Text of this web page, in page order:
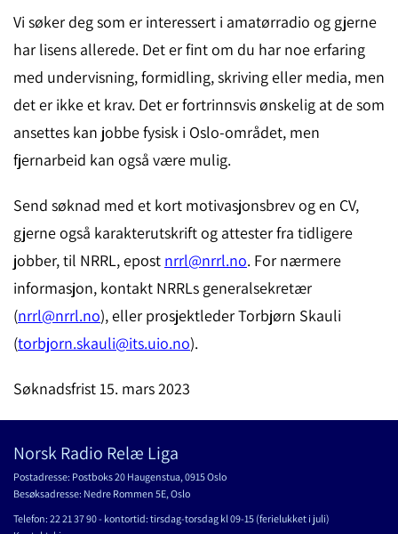
Vi søker deg som er interessert i amatørradio og gjerne
har lisens allerede. Det er fint om du har noe erfaring
med undervisning, formidling, skriving eller media, men
det er ikke et krav. Det er fortrinnsvis ønskelig at de som
ansettes kan jobbe fysisk i Oslo-området, men
fjernarbeid kan også være mulig.
Send søknad med et kort motivasjonsbrev og en CV,
gjerne også karakterutskrift og attester fra tidligere
jobber, til NRRL, epost nrrl@nrrl.no. For nærmere
informasjon, kontakt NRRLs generalsekretær
(nrrl@nrrl.no), eller prosjektleder Torbjørn Skauli
(torbjorn.skauli@its.uio.no).
Søknadsfrist 15. mars 2023
Norsk Radio Relæ Liga
Postadresse: Postboks 20 Haugenstua, 0915 Oslo
Besøksadresse: Nedre Rommen 5E, Oslo
Telefon: 22 21 37 90 - kontortid: tirsdag-torsdag kl 09-15 (ferielukket i juli)